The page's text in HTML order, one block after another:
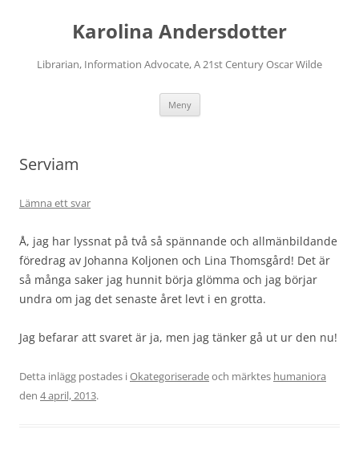
Karolina Andersdotter
Librarian, Information Advocate, A 21st Century Oscar Wilde
Meny Hoppa
innehåll
Serviam
Lämna ett svar
Å, jag har lyssnat på två så spännande och allmänbildande
föredrag av Johanna Koljonen och Lina Thomsgård! Det är
så många saker jag hunnit börja glömma och jag börjar
undra om jag det senaste året levt i en grotta.
Jag befarar att svaret är ja, men jag tänker gå ut ur den nu!
Detta inlägg postades iOkategoriseradeoch märktes humaniora
den 4 april, 2013.